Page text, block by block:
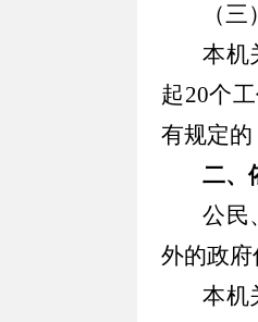
（
本机
起20个
有规定
二、
公民
外的政
本机